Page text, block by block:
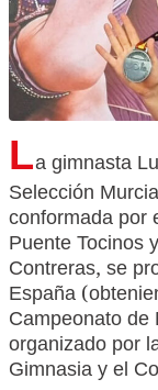
La gimnasta
Selección
conformada por
Puente Tocinos
Contreras, se
España
Campeonato
organizado por
Gimnasia y el